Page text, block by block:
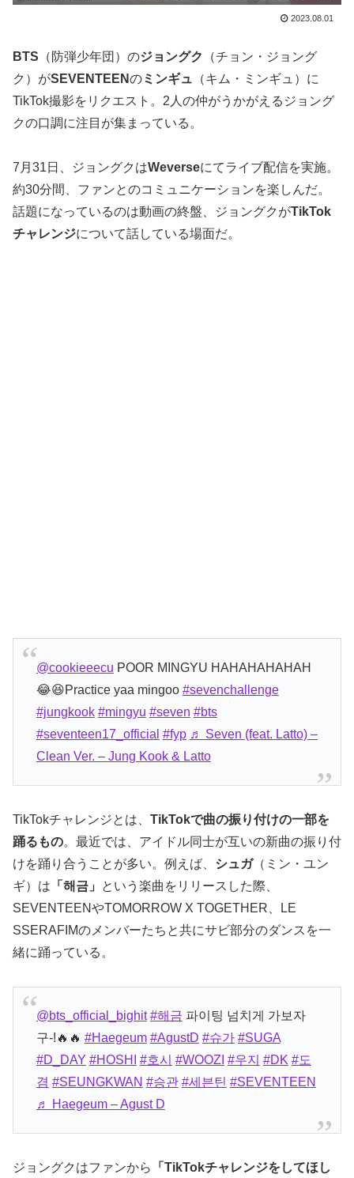
2023.08.01
BTS （防弾少年団）のジョングク
（チョン・ジョング
ク）がSEVENTEENのミンギュ （キム・ミンギュ）に
TikTok撮影をリクエスト。2人の仲がうかがえるジョング
クの口調に注目が集まっている。
7月31日、ジョングクはWeverseにてライブ配信を実施。
約30分間、ファンとのコミュニケーションを楽しんだ。
話題になっているのは動画の終盤、ジョングクがTikTok
チャレンジについて話している場面だ。
@cookieeecu POOR MINGYU HAHAHAHAHAH
😂😆Practice yaa mingoo #sevenchallenge
#jungkook #mingyu #seven #bts
#seventeen17_official #fyp ♬ Seven (feat. Latto) –
Clean Ver. – Jung Kook & Latto
TikTokチャレンジとは、 TikTokで曲の振り付けの一部を
踊るもの。最近では、アイドル同士が互いの新曲の振り付
けを踊り合うことが多い。例えば、 シュガ（ミン・ユン
ギ）は 「해금」
という楽曲をリリースした際、
SEVENTEENやTOMORROW X TOGETHER、LE
SSERAFIMのメンバーたちと共にサビ部分のダンスを一
緒に踊っている。
@bts_official_bighit #해금 파이팅 넘치게 가보자
구-!🔥🔥 #Haegeum #AgustD #슈가 #SUGA
#D_DAY #HOSHI #호시 #WOOZI #우지 #DK #도
겸 #SEUNGKWAN #승관 #세븐틴 #SEVENTEEN
♬ Haegeum – Agust D
ジョングクはファンから
「TikTokチャレンジをしてほし